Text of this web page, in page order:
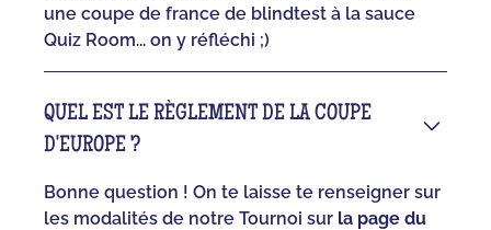
une coupe de france de blindtest à la sauce
Quiz Room... on y réfléchi ;)
QUEL EST LE RÈGLEMENT DE LA COUPE
D'EUROPE ?
Bonne question ! On te laisse te renseigner sur
les modalités de notre Tournoi sur la page du